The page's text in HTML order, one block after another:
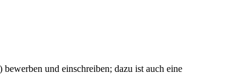
und einschreiben; dazu ist auch eine